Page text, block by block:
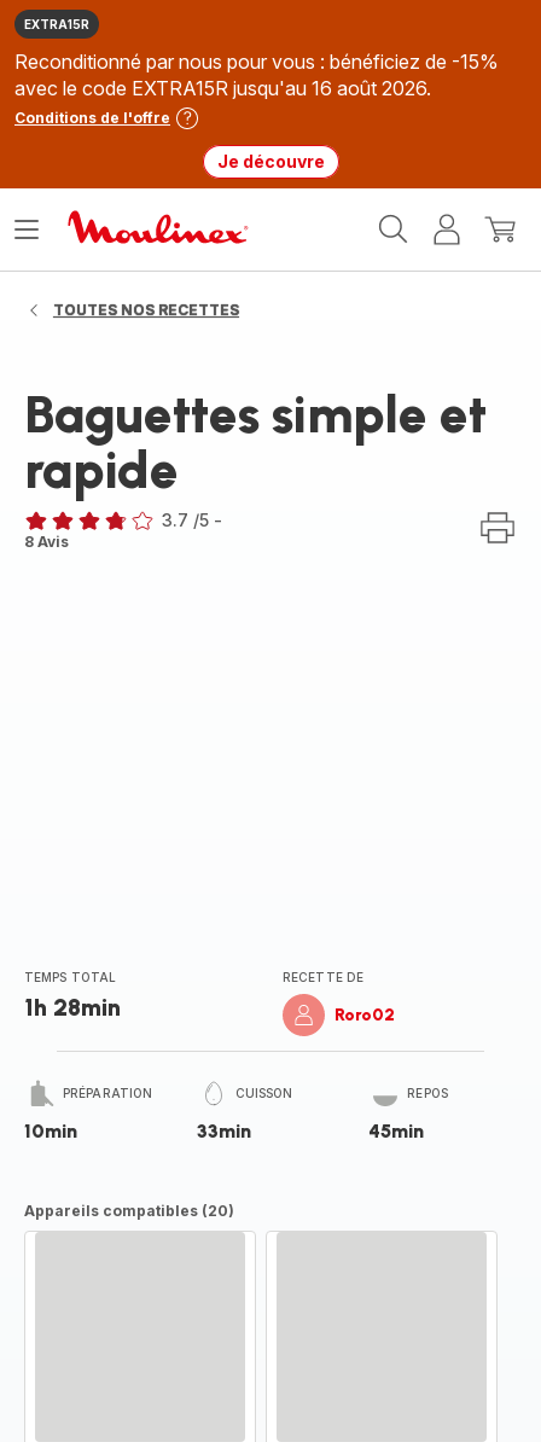
EXTRA15R
Reconditionné par nous pour vous : bénéficiez de -15%
avec le code EXTRA15R jusqu'au 16 août 2026.
Conditions de l'offre
Je découvre
MonMon
Ouvrir
TOUTES NOS RECETTES
Baguettes simple et
rapide
ratings.3.7
3.7 /5 -
8 Avis
TEMPS TOTAL
1h 28min
RECETTE DE
Roro02
PRÉPARATION
10min
CUISSON
33min
REPOS
45min
Appareils compatibles (20)